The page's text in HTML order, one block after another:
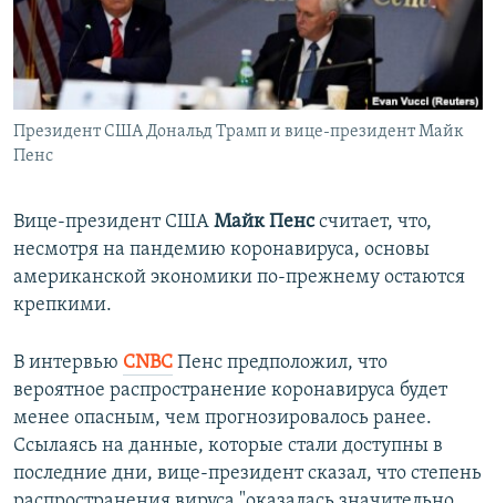
ПОБЕДИТЕЛЕЙ НЕ СУДЯТ?
КРЫМ.НЕПОКОРЕННЫЙ
ELIFBE
УКРАИНСКАЯ ПРОБЛЕМА КРЫМА
ПРИСОЕДИНЯЙТЕСЬ!
Президент США Дональд Трамп и вице-президент Майк
Пенс
Вице-президент CША Майк Пенссчитает, что,
несмотря на пандемию коронавируса, основы
американской экономики по-прежнему остаются
крепкими.
В интервью CNBC Пенс предположил, что
вероятное распространение коронавируса будет
менее опасным, чем прогнозировалось ранее.
Ссылаясь на данные, которые стали доступны в
последние дни, вице-президент сказал, что степень